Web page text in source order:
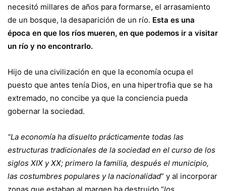
necesitó millares de años para formarse, el arrasamiento
de un bosque, la desaparición de un río. Esta es una
época en que los ríos mueren, en que podemos ir a visitar
un río y no encontrarlo.
Hijo de una civilización en que la economía ocupa el
puesto que antes tenía Dios, en una hipertrofia que se ha
extremado, no concibe ya que la conciencia pueda
gobernar la sociedad.
“La economía ha disuelto prácticamente todas las
estructuras tradicionales de la sociedad en el curso de los
siglos XIX y XX; primero la familia, después el municipio,
las costumbres populares y la nacionalidad” y al incorporar